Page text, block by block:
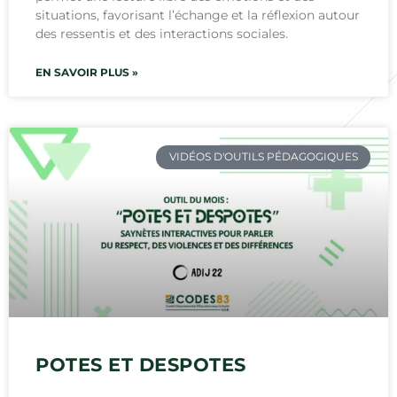
situations, favorisant l’échange et la réflexion autour
des ressentis et des interactions sociales.
EN SAVOIR PLUS »
VIDÉOS D'OUTILS PÉDAGOGIQUES
POTES ET DESPOTES